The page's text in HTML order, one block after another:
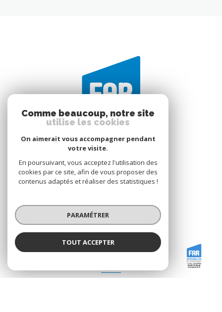
FAR IMMOBILIER
FAR IMMOBILIER
2 RUE BARON
02.90.75.30.40
fougeres@agence-far.fr
Comme beaucoup, notre site
utilise les cookies
On aimerait vous accompagner pendant
votre visite.
En poursuivant, vous acceptez l'utilisation des
cookies par ce site, afin de vous proposer des
contenus adaptés et réaliser des statistiques !
PARAMÉTRER
TOUT ACCEPTER